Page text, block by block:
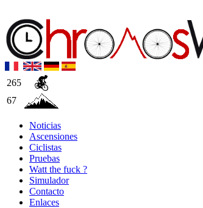
265
67
Noticias
Ascensiones
Ciclistas
Pruebas
Watt the fuck ?
Simulador
Contacto
Enlaces